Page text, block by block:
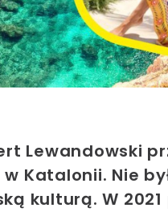
Lewandowski
Katalonii. Nie
kulturą. W